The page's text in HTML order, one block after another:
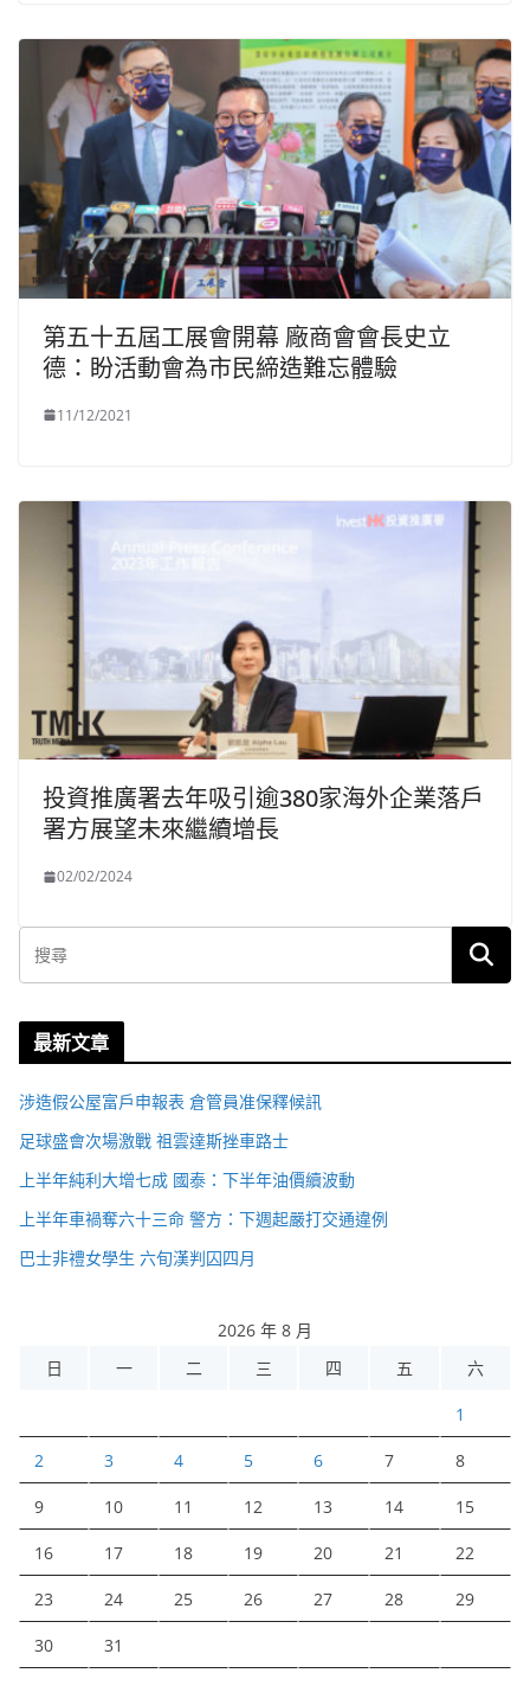
第五十五屆工展會開幕 廠商會會長史立
德：盼活動會為市民締造難忘體驗
11/12/2021
投資推廣署去年吸引逾380家海外企業落戶
署方展望未來繼續增長
02/02/2024
最新文章
涉造假公屋富戶申報表 倉管員准保釋候訊
足球盛會次場激戰 祖雲達斯挫車路士
上半年純利大增七成 國泰：下半年油價續波動
上半年車禍奪六十三命 警方：下週起嚴打交通違例
巴士非禮女學生 六旬漢判囚四月
2026 年 8 月
日
一 二 三 四 五 六
1
2 3 4 5 6 7 8
9 10 11 12 13 14 15
16 17 18 19 20 21 22
23 24 25 26 27 28 29
30 31